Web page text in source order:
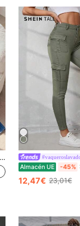
Almacén UE -45%
12,47€ 23,01€